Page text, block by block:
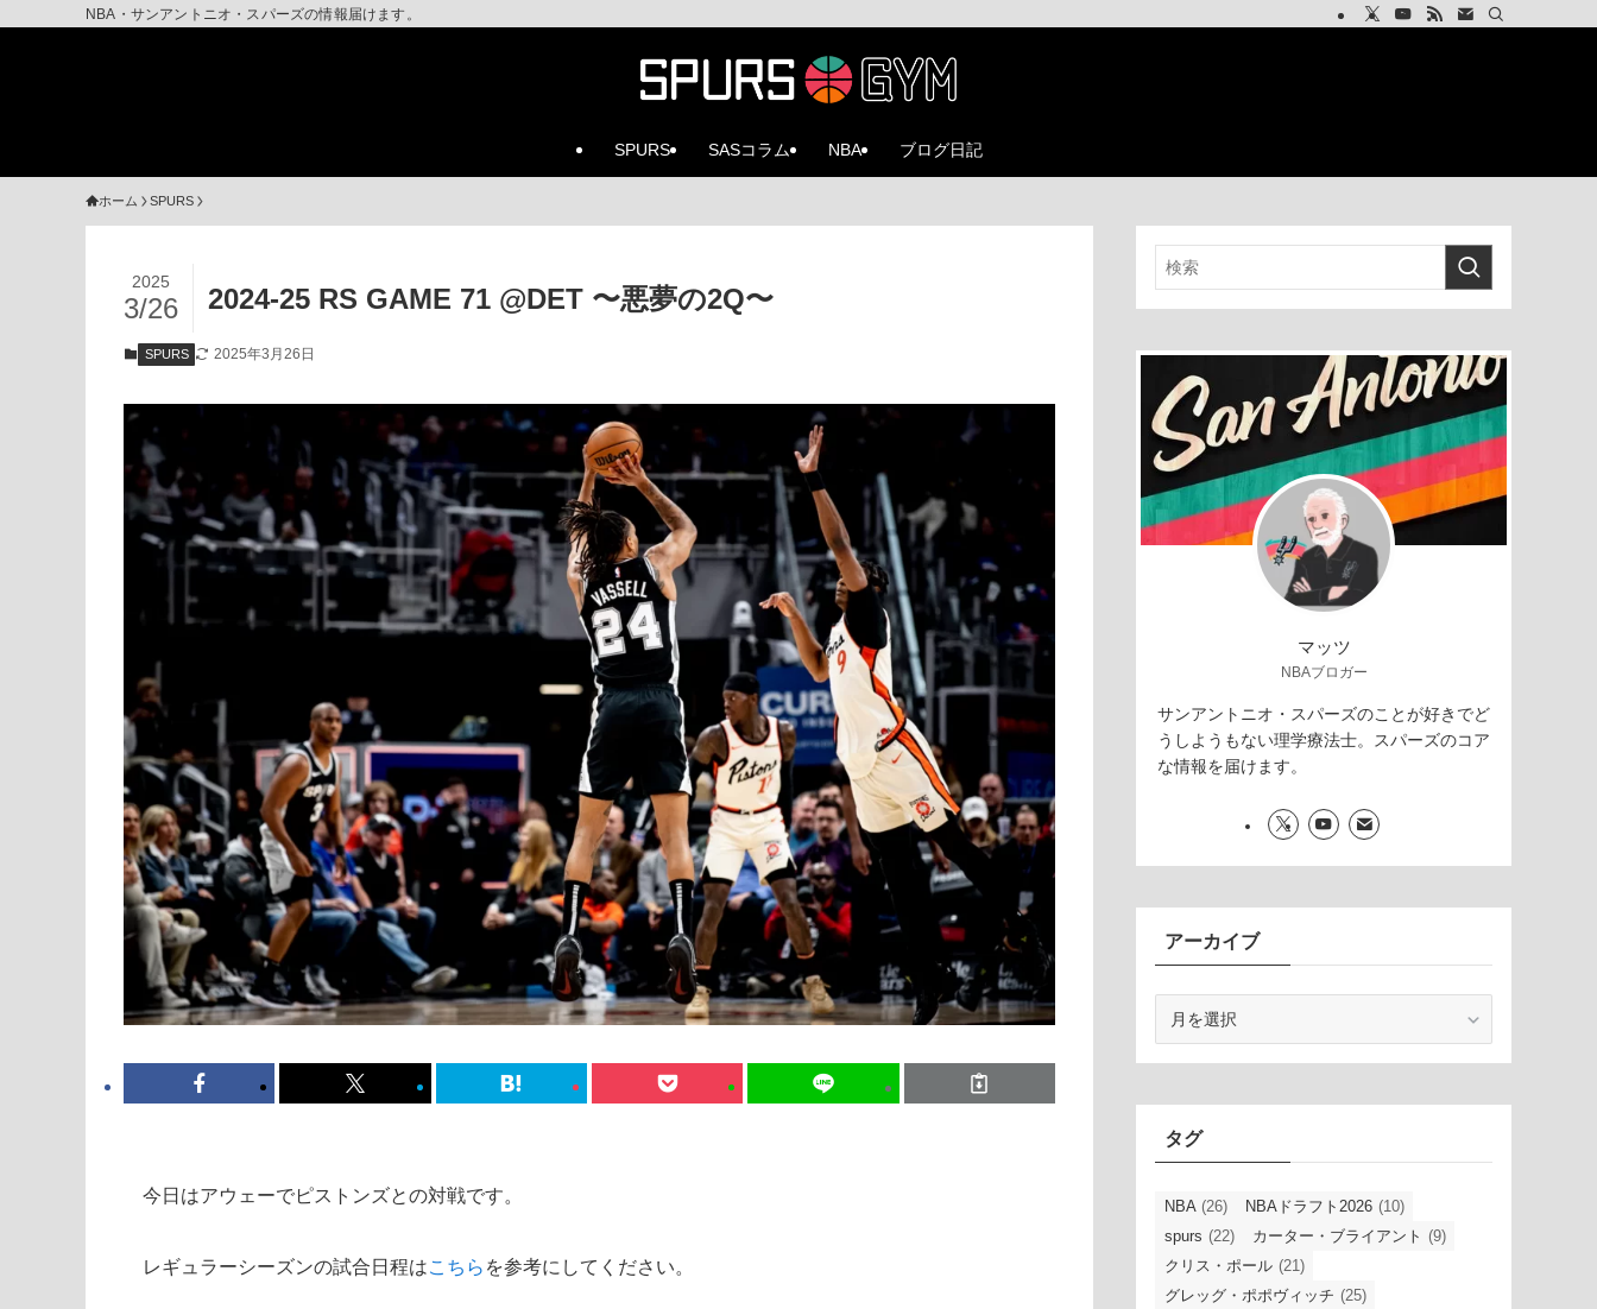
NBA・サンアントニオ・スパーズの情報届けます。
SPURS SASコラム NBA ブログ日記
ホーム SPURS
2024-25 RS GAME 71 @DET 〜悪夢の2Q〜
2025
3/26
SPURS 2025年3月26日
今日はアウェーでピストンズとの対戦です。
レギュラーシーズンの試合日程はこちら を参考にしてください。
マッツ
NBAブロガー
サンアントニオ・スパーズのことが好きでど
うしようもない理学療法士。スパーズのコア
な情報を届けます。
アーカイブ
ブ
タグ
NBA (26) NBAドラフト2026 (10)
spurs (22) カーター・ブライアント (9)
クリス・ポール (21)
グレッグ・ポポヴィッチ (25)